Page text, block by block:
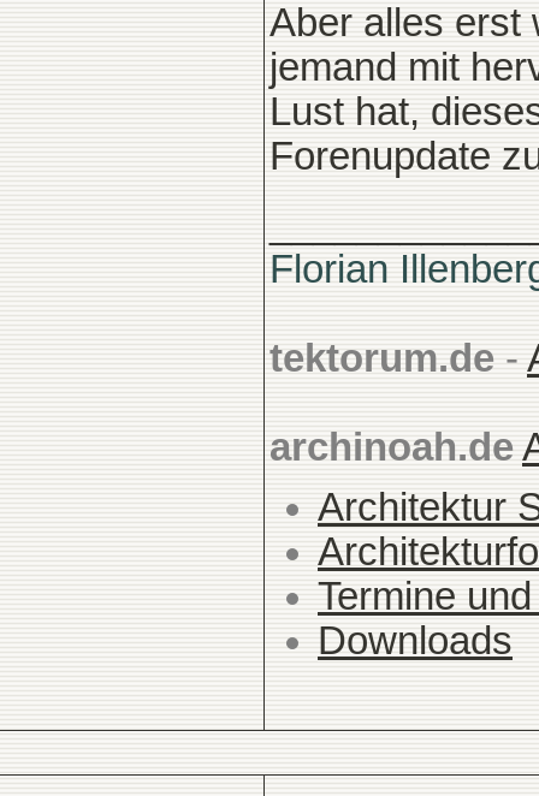
Aber alles erst
jemand mit
Lust hat,
Forenupdate
Florian
tektorum.de -
archinoah.de
Architektur
Termine
Downloads